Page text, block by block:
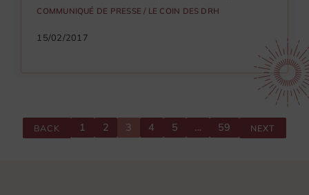
COMMUNIQUÉ DE PRESSE / LE COIN DES DRH
15/02/2017
BACK 1 2 3 4 5 … 59 NEXT